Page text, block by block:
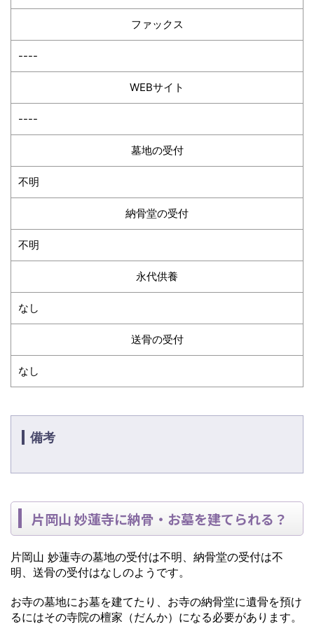
ファックス
----
WEBサイト
----
墓地の受付
不明
納骨堂の受付
不明
永代供養
なし
送骨の受付
なし
備考
片岡山 妙蓮寺に納骨・お墓を建てられる？
片岡山 妙蓮寺の墓地の受付は不明、納骨堂の受付は不
明、送骨の受付はなしのようです。
お寺の墓地にお墓を建てたり、お寺の納骨堂に遺骨を預け
るにはその寺院の檀家（だんか）になる必要があります。